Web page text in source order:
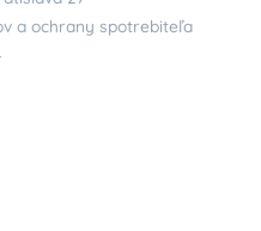
a ochrany spotrebiteľa